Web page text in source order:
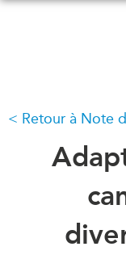
QUOI DE
À PROPOS DE
Retour à Note